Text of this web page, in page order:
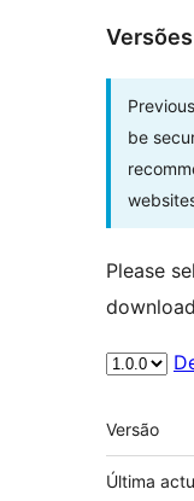
be
Please
Versão
Última